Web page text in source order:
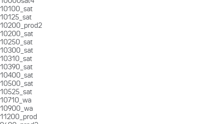
10100_sat
10125_sat
10200_prod2
10200_sat
10250_sat
10300_sat
10310_sat
10390_sat
10400_sat
10500_sat
10525_sat
10710_wa
10900_wa
11200_prod